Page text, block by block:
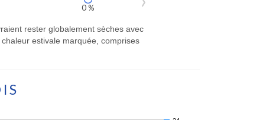
0 %
rester globalement sèches avec
estivale marquée, comprises